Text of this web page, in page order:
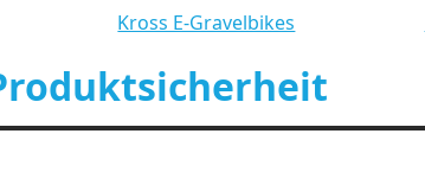
Kross E-Gravelbikes